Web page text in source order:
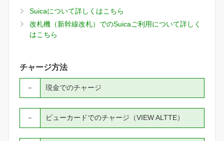
Suicaについて詳しくはこちら
改札機（新幹線改札）でのSuicaご利用について詳しく
はこちら
チャージ方法
現金でのチャージ
－
ビューカードでのチャージ（VIEW ALTTE）
－